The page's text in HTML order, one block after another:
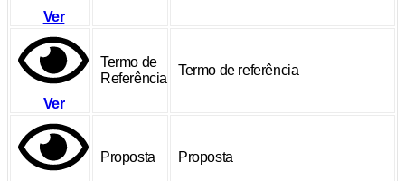
Ver
Ver
Termo de
Referência
Termo de referência
Proposta Proposta